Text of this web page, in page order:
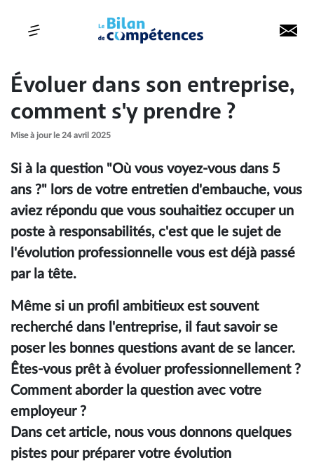
Évoluer dans son entreprise,
comment s'y prendre ?
Mise à jour le 24 avril 2025
Si à la question "Où vous voyez-vous dans 5
ans ?" lors de votre entretien d'embauche, vous
aviez répondu que vous souhaitiez occuper un
poste à responsabilités, c'est que le sujet de
l'évolution professionnelle vous est déjà passé
par la tête.
Même si un profil ambitieux est souvent
recherché dans l'entreprise, il faut savoir se
poser les bonnes questions avant de se lancer.
Êtes-vous prêt à évoluer professionnellement ?
Comment aborder la question avec votre
employeur ?
Dans cet article, nous vous donnons quelques
pistes pour préparer votre évolution